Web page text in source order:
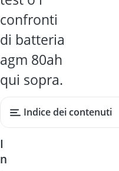
confronti
di batteria
agm 80ah
qui sopra.
Indice dei contenuti
I
n